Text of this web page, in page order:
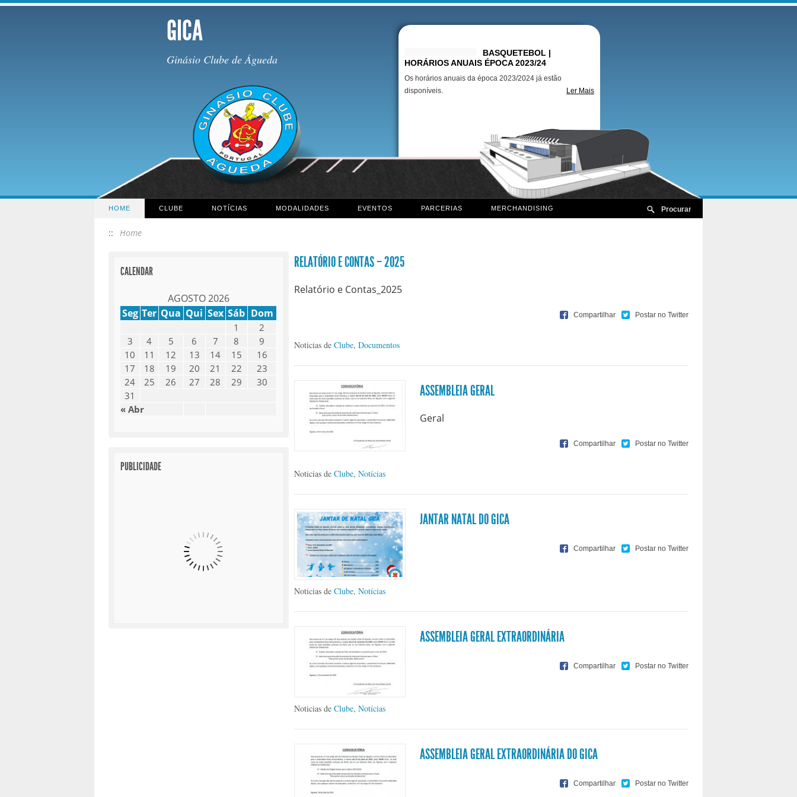
GICA
Ginásio Clube de Águeda
BASQUETEBOL |
HORÁRIOS ANUAIS ÉPOCA 2023/24
Os horários anuais da época 2023/2024 já estão
disponíveis.
Ler Mais
HOME CLUBE NOTÍCIAS MODALIDADES EVENTOS PARCERIAS MERCHANDISING
:: Home
RELATÓRIO E CONTAS – 2025
Relatório e Contas_2025
Noticias de Clube, Documentos
ASSEMBLEIA GERAL
Geral
Noticias de Clube, Notícias
JANTAR NATAL DO GICA
Noticias de Clube, Notícias
ASSEMBLEIA GERAL EXTRAORDINÁRIA
Noticias de Clube, Notícias
ASSEMBLEIA GERAL EXTRAORDINÁRIA DO GICA
CALENDAR
AGOSTO 2026
Seg Ter Qua Qui Sex Sáb Dom
« Abr
1
2
3
4 5 6 7 8
9
10
11 12 13 14 15
16
17
18 19 20 21 22
23
24
25 26 27 28 29
30
31
PUBLICIDADE